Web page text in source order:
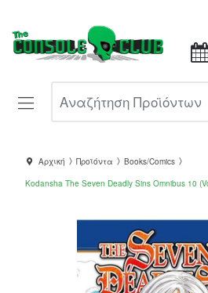
Αρχική Προϊόντα
Books/Comics
Kodansha The Seven Deadly Sins Omnibus 10